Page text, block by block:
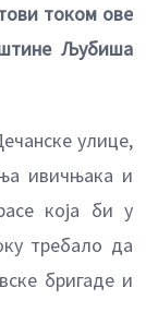
током ове
Љубиша
улице,
ивичњака и
која би у
требало да
бригаде и